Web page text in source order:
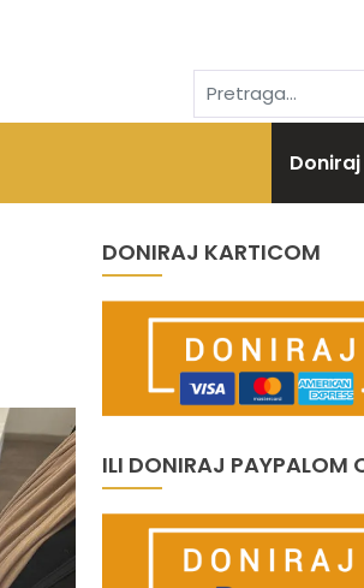
DONIRAJ KARTICOM
ILI DONIRAJ PAYPALOM